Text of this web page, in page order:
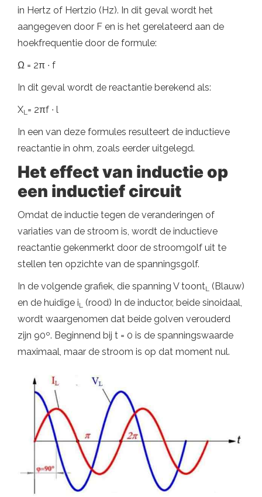
in Hertz of Hertzio (Hz). In dit geval wordt het
aangegeven door F en is het gerelateerd aan de
hoekfrequentie door de formule:
Ω = 2π ∙ f
In dit geval wordt de reactantie berekend als:
XL = 2πf ∙ l
In een van deze formules resulteert de inductieve
reactantie in ohm, zoals eerder uitgelegd.
Het effect van inductie op
een inductief circuit
Omdat de inductie tegen de veranderingen of
variaties van de stroom is, wordt de inductieve
reactantie gekenmerkt door de stroomgolf uit te
stellen ten opzichte van de spanningsgolf.
In de volgende grafiek, die spanning V toontL
(Blauw)
en de huidige iL
(rood) In de inductor, beide sinoidaal,
wordt waargenomen dat beide golven verouderd
zijn 90º. Beginnend bij t = 0 is de spanningswaarde
maximaal, maar de stroom is op dat moment nul.